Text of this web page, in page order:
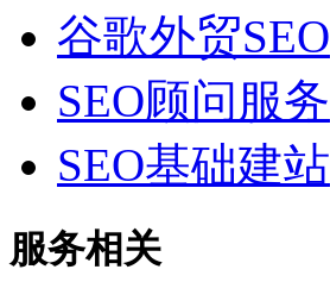
谷歌外贸SEO
SEO顾问服务
SEO基础建站
服务相关